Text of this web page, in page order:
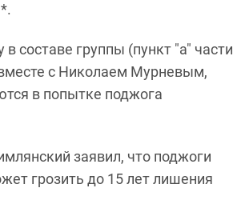
составе группы (пункт "а" части
с Николаем Мурневым,
в попытке поджога
заявил, что поджоги
грозить до 15 лет лишения